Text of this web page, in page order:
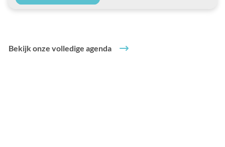
Bekijk onze volledige agenda